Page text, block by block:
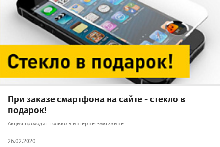
При заказе смартфона на сайте - стекло в
подарок!
Акция проходит только в интернет-магазине.
26.02.2020